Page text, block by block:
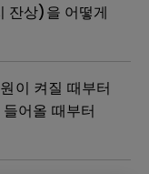
잔상)을 어떻게
이 켜질 때부터
어올 때부터